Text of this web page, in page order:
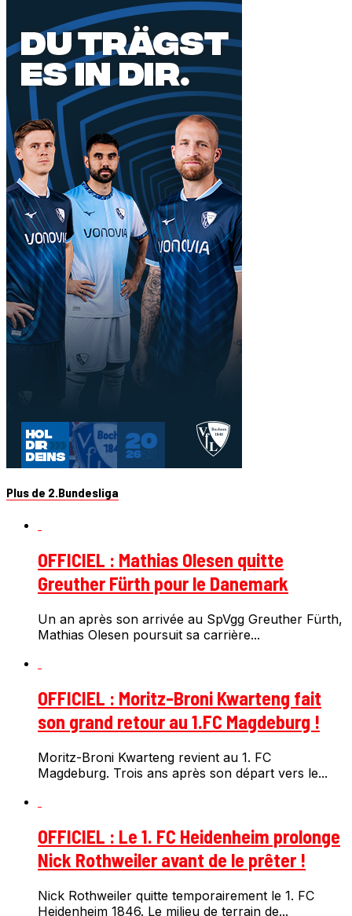
Plus de 2.Bundesliga
OFFICIEL : Mathias Olesen quitte
Greuther Fürth pour le Danemark
Un an après son arrivée au SpVgg Greuther Fürth,
Mathias Olesen poursuit sa carrière...
OFFICIEL : Moritz-Broni Kwarteng fait
son grand retour au 1.FC Magdeburg !
Moritz-Broni Kwarteng revient au 1. FC
Magdeburg. Trois ans après son départ vers le...
OFFICIEL : Le 1. FC Heidenheim prolonge
Nick Rothweiler avant de le prêter !
Nick Rothweiler quitte temporairement le 1. FC
Heidenheim 1846. Le milieu de terrain de...